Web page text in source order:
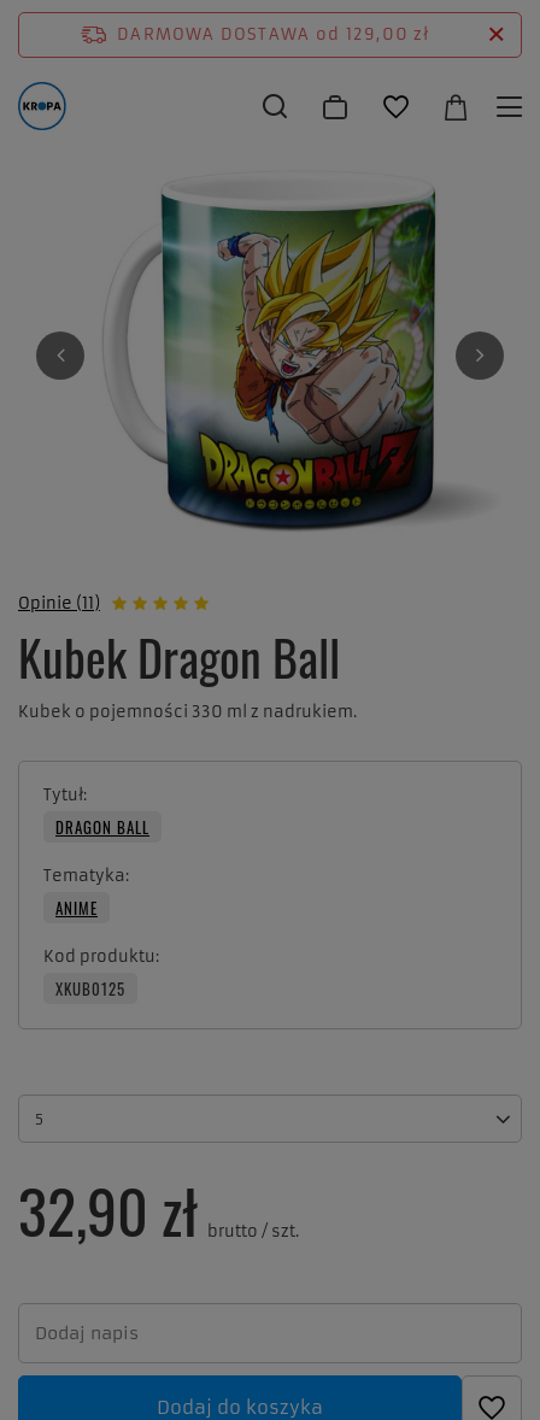
DARMOWA DOSTAWA od 129,00 zł
Opinie (11)
Kubek Dragon Ball
Kubek o pojemności 330 ml z nadrukiem.
Tytuł
DRAGON BALL
Tematyka
ANIME
Kod produktu
XKUB0125
5
32,90 zł brutto / szt.
Dodaj do koszyka